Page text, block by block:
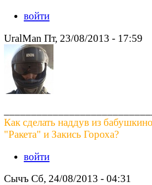
войти
UralMan Пт, 23/08/2013 - 17:59
Как сделать наддув из
"Ракета" и Закись Гороха?
войти
Сычъ Сб, 24/08/2013 - 04:31